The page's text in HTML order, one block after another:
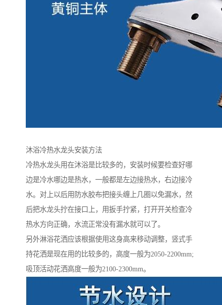
沐浴冷热水龙头安装方法
冷热水龙头用在沐浴是比较多的，安装时候要检查好哪
边是冷水哪边是热水，一般都是左边接热水，右边接冷
水。对上以后用防水胶布把接头缠上几圈以免漏水，然
后把水龙头拧在接口上，用扳手拧紧，打开开关检查冷
热水方向正确，水流正常没有漏水就可以了。
另外淋浴花洒应该根据使用这身高来移动调整，竖式手
持花洒是现在用的比较多的，高度一般为2050-2200mm;
吸顶活动花洒高度一般为2100-2300mm。